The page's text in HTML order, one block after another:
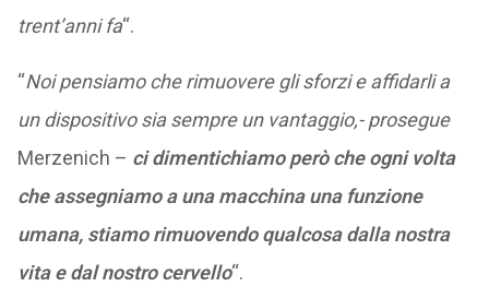
trent’anni fa“.
“Noi pensiamo che rimuovere gli sforzi e affidarli a
un dispositivo sia sempre un vantaggio,- prosegue
Merzenich – ci dimentichiamo però che ogni volta
che assegniamo a una macchina una funzione
umana, stiamo rimuovendo qualcosa dalla nostra
vita e dal nostro cervello“.